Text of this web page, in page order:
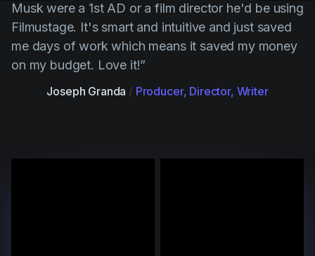
Musk were a 1st AD or a film director he'd be using
Filmustage. It's smart and intuitive and just saved
me days of work which means it saved my money
on my budget. Love it!”
Joseph Granda / Producer, Director, Writer